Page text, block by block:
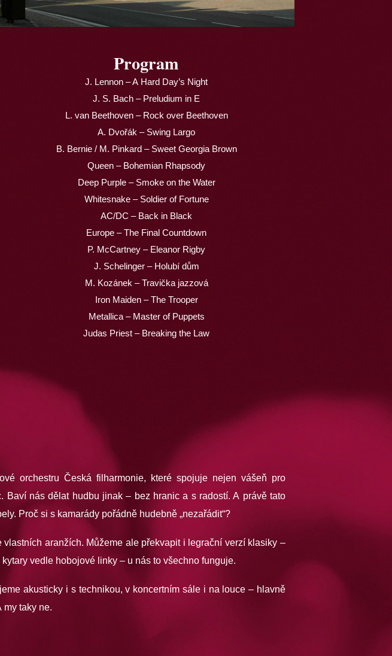
Program
J. Lennon – A Hard Day’s Night
J. S. Bach – Preludium in E
L. van Beethoven – Rock over Beethoven
A. Dvořák – Swing Largo
B. Bernie / M. Pinkard – Sweet Georgia Brown
Queen – Bohemian Rhapsody
Deep Purple – Smoke on the Water
Whitesnake – Soldier of Fortune
AC/DC – Back in Black
Europe – The Final Countdown
P. McCartney – Eleanor Rigby
J. Schelinger – Holubí dům
M. Kozánek – Travička jazzová
Iron Maiden – The Trooper
Metallica – Master of Puppets
Judas Priest – Breaking the Law
orchestru Česká filharmonie, které spojuje nejen vášeň pro
nás dělat hudbu jinak – bez hranic a s radostí. A právě tato
Proč si s kamarády pořádně hudebně „nezařádit“?
aranžích. Můžeme ale překvapit i legrační verzí klasiky –
vedle hobojové linky – u nás to všechno funguje.
akusticky i s technikou, v koncertním sále i na louce – hlavně
my taky ne.